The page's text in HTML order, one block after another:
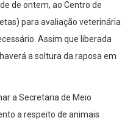
de ontem, ao Centro de
para avaliação veterinária
Assim que liberada
a soltura da raposa em
a Secretaria de Meio
a respeito de animais